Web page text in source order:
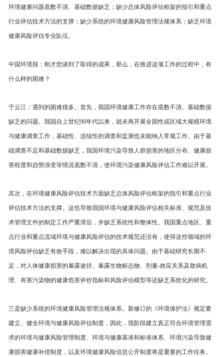
环境健康问题底数不清、基础数据缺乏；缺少总体风险评估框架的指引和重点
行业评估技术方法的支撑；缺少系统的环境健康风险管理法规体系；缺乏环境
健康风险评估专业队伍。
中国环境报：刚才您谈到了取得的成果，那么，在推进这项工作的过程中，有
什么样的困难？
于云江：遇到的困难很多。首先，我国环境健康工作存在底数不清、基础数据
缺乏的问题。我国自上世纪90年代以来，就未再开展全国性或区域大规模环境
与健康调查工作，基础性、连续性的调查和监测也未能纳入常规工作。由于基
础调查不足和基础数据缺乏，我国环境污染导致人群损害的地区分布、健康损
害程度和趋势演变等情况底数不清，使环境污染健康风险评估工作难以开展。
其次，在环境健康风险评估技术方面缺乏总体风险评估框架的指引和重点行业
评估技术方法的支撑。这也导致我国环境与健康风险评估相关标准、规范及技
术管理文件的制定工作严重滞后，并缺乏系统性和整体性。我国重点地区、重
点行业和重点流域环境与健康风险评估的技术规范还没有，使得这些领域的环
境风险评估缺乏有效手段，难以解决出现的具体问题。由于基础研究长期不
足，对人体健康损害的暴露途径、暴露生物标志物、剂量-效应关系及致病机
理、有害污染物的健康危害评价指标和风险评估模型等还缺乏系统化的研究。
三是缺少系统的环境健康风险管理法规体系。新修订的《环境保护法》规定要
建立、健全环境与健康风险评估制度，因此，现阶段建立真正符合环境管理需
求的环境与健康风险管理制度、环境与健康基准和标准体系、环境污染导致健
康损害健康补偿制度，以及环境健康风险信息公开制度将是重要的工作任务。